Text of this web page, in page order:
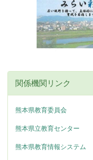
関係機関リンク
熊本県教育委員会
熊本県立教育センター
熊本県教育情報システム